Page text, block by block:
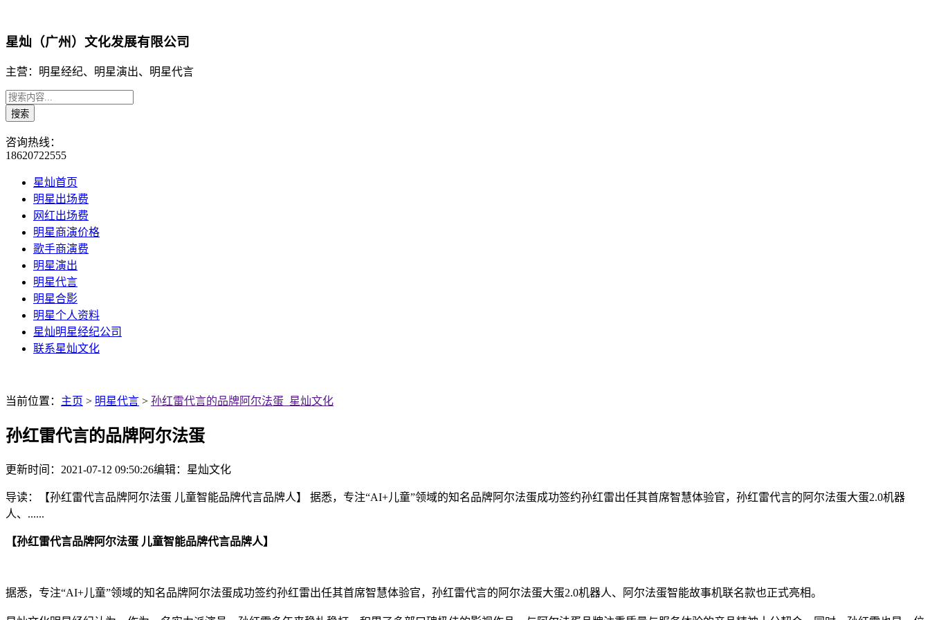
星灿（广州）文化发展有限公司
主营：明星经纪、明星演出、明星代言
咨询热线：
18620722555
星灿首页
明星出场费
网红出场费
明星商演价格
歌手商演费
明星演出
明星代言
明星合影
明星个人资料
星灿明星经纪公司
联系星灿文化
当前位置： 主页 > 明星代言 > 孙红雷代言的品牌阿尔法蛋_星灿文化
孙红雷代言的品牌阿尔法蛋
更新时间：2021-07-12 09:50:26编辑：星灿文化
导读：【孙红雷代言品牌阿尔法蛋 儿童智能品牌代言品牌人】 据悉，专注“AI+儿童”领域的知名品牌阿尔法蛋成功签约孙红雷出任其首席智慧体验官，孙红雷代言的阿尔法蛋大蛋2.0机器
人、......
【孙红雷代言品牌阿尔法蛋 儿童智能品牌代言品牌人】
据悉，专注“AI+儿童”领域的知名品牌阿尔法蛋成功签约孙红雷出任其首席智慧体验官，孙红雷代言的阿尔法蛋大蛋2.0机器人、阿尔法蛋智能故事机联名款也正式亮相。